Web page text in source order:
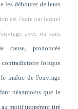
les débouter de leurs
est l'acte par lequel
avec ou sans
prononcée
lorsque
maître de l'ouvrage
néanmoins que le
motif inopérant tiré